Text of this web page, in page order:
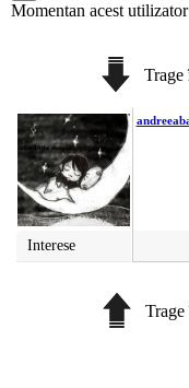
Momentan acest
Trage
Interese
Trage